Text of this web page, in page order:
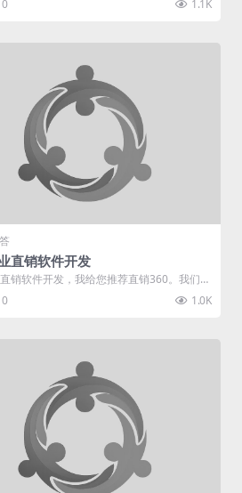
0 1.1K
直销软件开发
销软件开发，我给您推荐直销360。我们专
件行业多年，有着多种...
0 1.0K